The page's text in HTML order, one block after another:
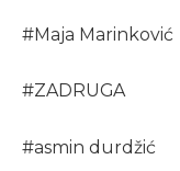
#Maja Marinković
#ZADRUGA
#asmin durdžić